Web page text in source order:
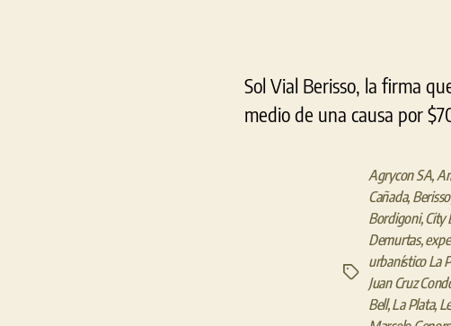
Sol Vial Berisso, la firma
medio de una causa por
Etiquetas
Agrycon SA,
Cañada, Berisso
Bordigoni,City
Demurtas,
urbanístico La
Juan Cruz
Bell,La Plata,